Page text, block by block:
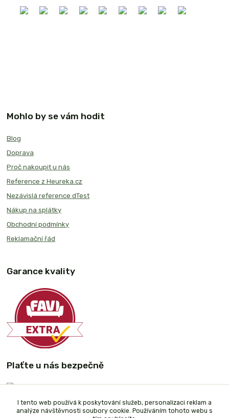
Mohlo by se vám hodit
Blog
Doprava
Proč nakoupit u nás
Reference z Heureka.cz
Nezávislá reference dTest
Nákup na splátky
Obchodní podmínky
Reklamační řád
Garance kvality
Plaťte u nás bezpečně
I tento web používá k poskytování služeb, personalizaci reklam a
analýze návštěvnosti soubory cookie. Používáním tohoto webu s